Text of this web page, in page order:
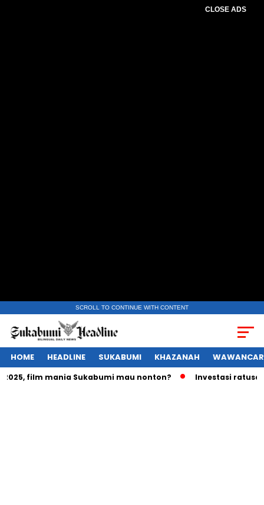
CLOSE ADS
SCROLL TO CONTINUE WITH CONTENT
HOME HEADLINE SUKABUMI KHAZANAH
film mania Sukabumi mau nonton? Investasi ratusan